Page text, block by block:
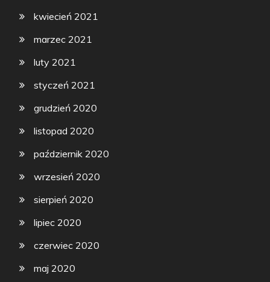
kwiecień 2021
marzec 2021
luty 2021
styczeń 2021
grudzień 2020
listopad 2020
październik 2020
wrzesień 2020
sierpień 2020
lipiec 2020
czerwiec 2020
maj 2020